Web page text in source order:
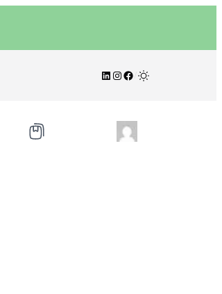
LinkedIn
Instagram
Facebook